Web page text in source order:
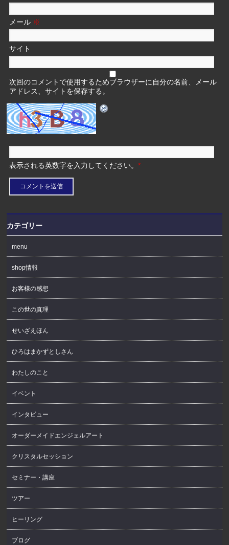
メール ※
サイト
次回のコメントで使用するためブラウザーに自分の名前、メール
アドレス、サイトを保存する。
表示される英数字を入力してください。*
カテゴリー
menu
shop情報
お客様の感想
この世の真理
せいざえほん
ひろはまかずとしさん
わたしのこと
イベント
インタビュー
オーダーメイドエンジェルアート
クリスタルセッション
セミナー・講座
ツアー
ヒーリング
ブログ